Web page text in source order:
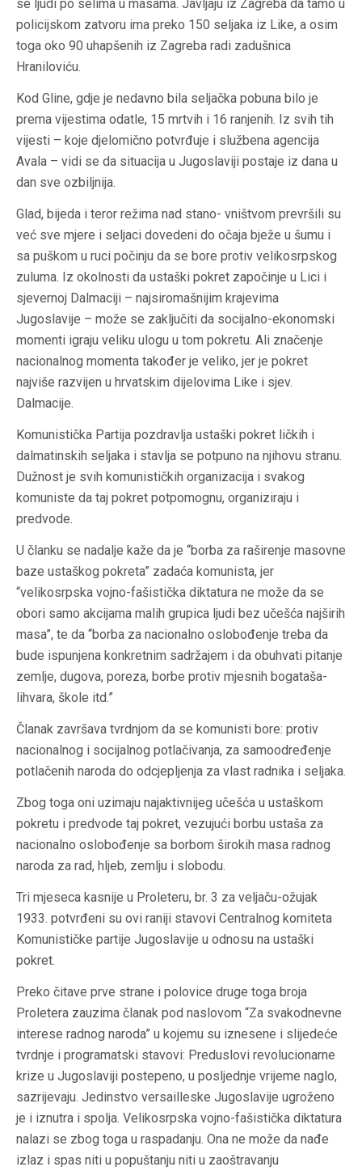
se ljudi po selima u masama. Javljaju iz Zagreba da tamo u
policijskom zatvoru ima preko 150 seljaka iz Like, a osim
toga oko 90 uhapšenih iz Zagreba radi zadušnica
Hraniloviću.
Kod Gline, gdje je nedavno bila seljačka pobuna bilo je
prema vijestima odatle, 15 mrtvih i 16 ranjenih. Iz svih tih
vijesti – koje djelomično potvrđuje i službena agencija
Avala – vidi se da situacija u Jugoslaviji postaje iz dana u
dan sve ozbiljnija.
Glad, bijeda i teror režima nad stano- vništvom prevršili su
već sve mjere i seljaci dovedeni do očaja bježe u šumu i
sa puškom u ruci počinju da se bore protiv velikosrpskog
zuluma. Iz okolnosti da ustaški pokret započinje u Lici i
sjevernoj Dalmaciji – najsiromašnijim krajevima
Jugoslavije – može se zaključiti da socijalno-ekonomski
momenti igraju veliku ulogu u tom pokretu. Ali značenje
nacionalnog momenta također je veliko, jer je pokret
najviše razvijen u hrvatskim dijelovima Like i sjev.
Dalmacije.
Komunistička Partija pozdravlja ustaški pokret ličkih i
dalmatinskih seljaka i stavlja se potpuno na njihovu stranu.
Dužnost je svih komunističkih organizacija i svakog
komuniste da taj pokret potpomognu, organiziraju i
predvode.
U članku se nadalje kaže da je “borba za raširenje masovne
baze ustaškog pokreta” zadaća komunista, jer
“velikosrpska vojno-fašistička diktatura ne može da se
obori samo akcijama malih grupica ljudi bez učešća najširih
masa”, te da “borba za nacionalno oslobođenje treba da
bude ispunjena konkretnim sadržajem i da obuhvati pitanje
zemlje, dugova, poreza, borbe protiv mjesnih bogataša-
lihvara, škole itd.”
Članak završava tvrdnjom da se komunisti bore: protiv
nacionalnog i socijalnog potlačivanja, za samoodređenje
potlačenih naroda do odcjepljenja za vlast radnika i seljaka.
Zbog toga oni uzimaju najaktivnijeg učešća u ustaškom
pokretu i predvode taj pokret, vezujući borbu ustaša za
nacionalno oslobođenje sa borbom širokih masa radnog
naroda za rad, hljeb, zemlju i slobodu.
Tri mjeseca kasnije u Proleteru, br. 3 za veljaču-ožujak
1933. potvrđeni su ovi raniji stavovi Centralnog komiteta
Komunističke partije Jugoslavije u odnosu na ustaški
pokret.
Preko čitave prve strane i polovice druge toga broja
Proletera zauzima članak pod naslovom “Za svakodnevne
interese radnog naroda” u kojemu su iznesene i slijedeće
tvrdnje i programatski stavovi: Preduslovi revolucionarne
krize u Jugoslaviji postepeno, u posljednje vrijeme naglo,
sazrijevaju. Jedinstvo versailleske Jugoslavije ugroženo
je i iznutra i spolja. Velikosrpska vojno-fašistička diktatura
nalazi se zbog toga u raspadanju. Ona ne može da nađe
izlaz i spas niti u popuštanju niti u zaoštravanju